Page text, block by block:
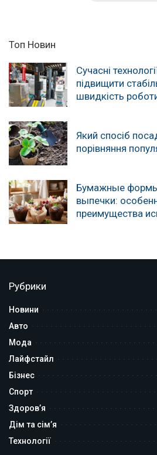
Топ Новин
Сучасні
підвищити
швидкість
Який спосіб
порівняння
Бумажные
выпечки:
преимущества
Рубрики
Новини
Авто
Мода
Лайфстайл
Бізнес
Спорт
Здоров’я
Дім та сім’я
Технології